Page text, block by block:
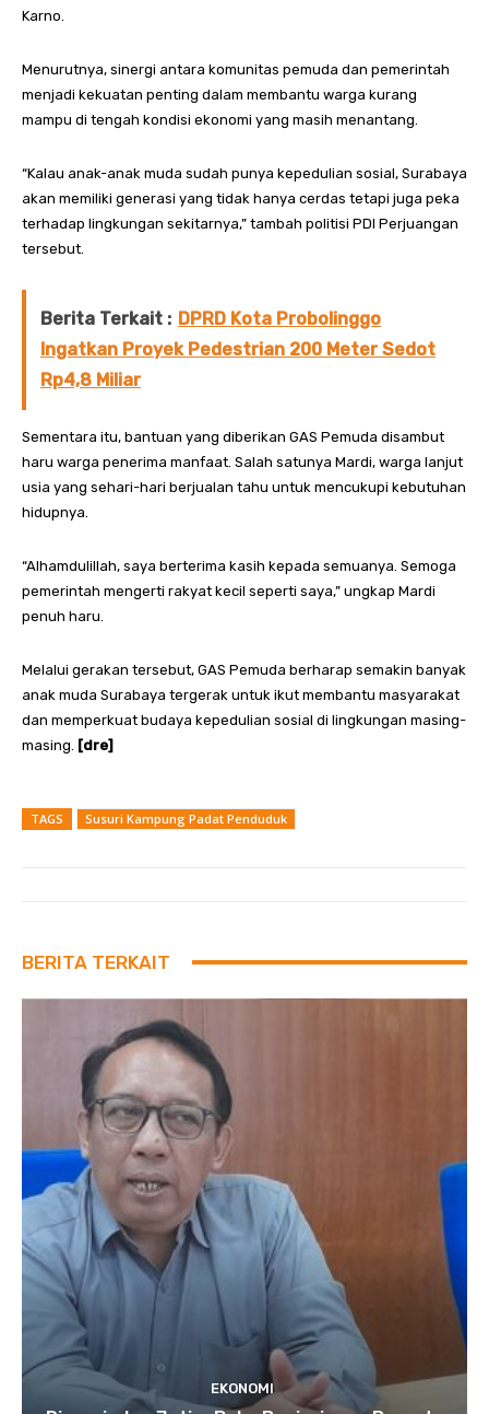
Karno.
Menurutnya, sinergi antara komunitas pemuda dan pemerintah
menjadi kekuatan penting dalam membantu warga kurang
mampu di tengah kondisi ekonomi yang masih menantang.
“Kalau anak-anak muda sudah punya kepedulian sosial, Surabaya
akan memiliki generasi yang tidak hanya cerdas tetapi juga peka
terhadap lingkungan sekitarnya,” tambah politisi PDI Perjuangan
tersebut.
Berita Terkait : DPRD Kota Probolinggo
Ingatkan Proyek Pedestrian 200 Meter Sedot
Rp4,8 Miliar
Sementara itu, bantuan yang diberikan GAS Pemuda disambut
haru warga penerima manfaat. Salah satunya Mardi, warga lanjut
usia yang sehari-hari berjualan tahu untuk mencukupi kebutuhan
hidupnya.
“Alhamdulillah, saya berterima kasih kepada semuanya. Semoga
pemerintah mengerti rakyat kecil seperti saya,” ungkap Mardi
penuh haru.
Melalui gerakan tersebut, GAS Pemuda berharap semakin banyak
anak muda Surabaya tergerak untuk ikut membantu masyarakat
dan memperkuat budaya kepedulian sosial di lingkungan masing-
masing. [dre]
TAGS Susuri Kampung Padat Penduduk
BERITA TERKAIT
EKONOMI